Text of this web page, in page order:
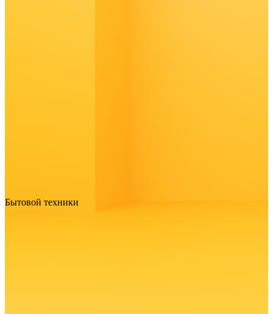
Бытовой техники